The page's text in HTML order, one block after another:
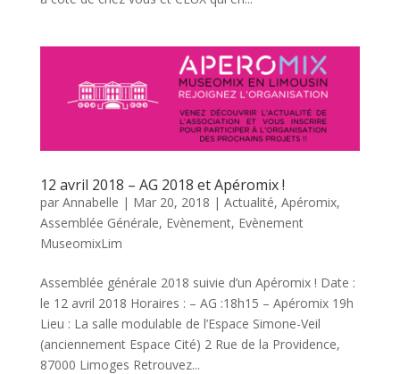
12 avril 2018 – AG 2018 et Apéromix !
par Annabelle | Mar 20, 2018 | Actualité, Apéromix,
Assemblée Générale, Evènement, Evènement
MuseomixLim
Assemblée générale 2018 suivie d’un Apéromix ! Date :
le 12 avril 2018 Horaires : – AG :18h15 – Apéromix 19h
Lieu : La salle modulable de l’Espace Simone-Veil
(anciennement Espace Cité) 2 Rue de la Providence,
87000 Limoges Retrouvez...